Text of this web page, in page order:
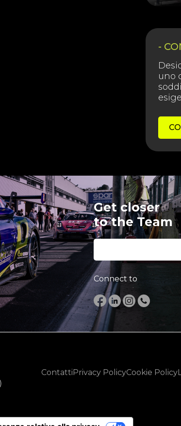
-
uno
Get closer
to the Team
Connect to
ContattiPrivacy PolicyCookie Policy